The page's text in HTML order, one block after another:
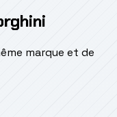
marque et de